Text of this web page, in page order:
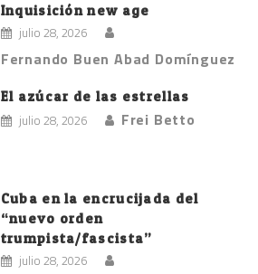
Inquisición new age
julio 28, 2026
Fernando Buen Abad Domínguez
El azúcar de las estrellas
julio 28, 2026 Frei Betto
Cuba en la encrucijada del
“nuevo orden
trumpista/fascista”
julio 28, 2026